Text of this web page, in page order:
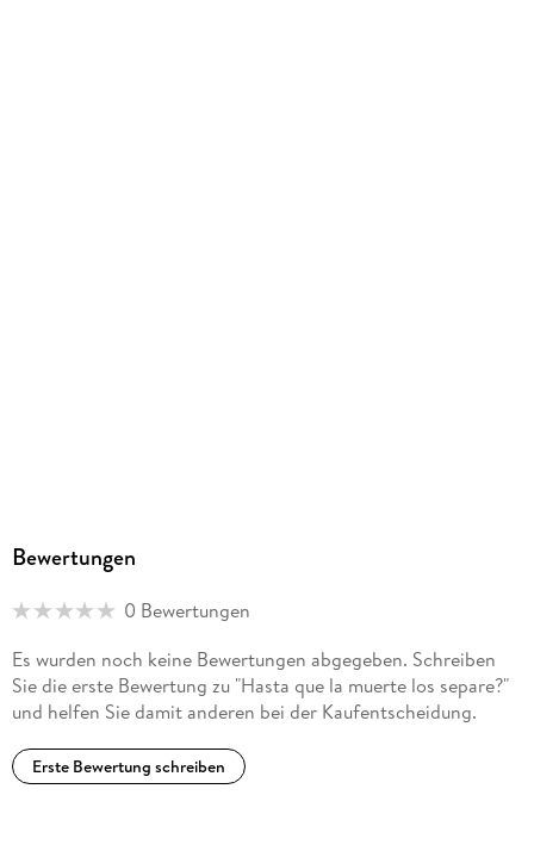
Bewertungen
0 Bewertungen
Es wurden noch keine Bewertungen abgegeben. Schreiben
Sie die erste Bewertung zu "Hasta que la muerte los separe?"
und helfen Sie damit anderen bei der Kaufentscheidung.
Erste Bewertung schreiben